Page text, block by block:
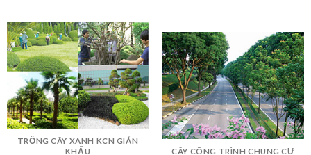
TRỒNG CÂY XANH KCN GIÁN
KHẨU
CÂY CÔNG TRÌNH CHUNG CƯ